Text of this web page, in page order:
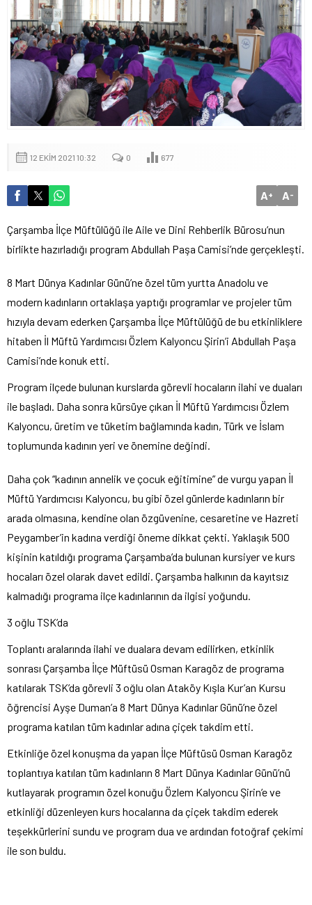
12 EKIM 2021 10:32 0 677
A+ A-
Çarşamba İlçe Müftülüğü ile Aile ve Dini Rehberlik Bürosu’nun
birlikte hazırladığı program Abdullah Paşa Camisi’nde gerçekleşti.
8 Mart Dünya Kadınlar Günü’ne özel tüm yurtta Anadolu ve
modern kadınların ortaklaşa yaptığı programlar ve projeler tüm
hızıyla devam ederken Çarşamba İlçe Müftülüğü de bu etkinliklere
hitaben İl Müftü Yardımcısı Özlem Kalyoncu Şirin’i Abdullah Paşa
Camisi’nde konuk etti.
Program ilçede bulunan kurslarda görevli hocaların ilahi ve duaları
ile başladı. Daha sonra kürsüye çıkan İl Müftü Yardımcısı Özlem
Kalyoncu, üretim ve tüketim bağlamında kadın, Türk ve İslam
toplumunda kadının yeri ve önemine değindi.
Daha çok “kadının annelik ve çocuk eğitimine” de vurgu yapan İl
Müftü Yardımcısı Kalyoncu, bu gibi özel günlerde kadınların bir
arada olmasına, kendine olan özgüvenine, cesaretine ve Hazreti
Peygamber’in kadına verdiği öneme dikkat çekti. Yaklaşık 500
kişinin katıldığı programa Çarşamba’da bulunan kursiyer ve kurs
hocaları özel olarak davet edildi. Çarşamba halkının da kayıtsız
kalmadığı programa ilçe kadınlarının da ilgisi yoğundu.
3 oğlu TSK’da
Toplantı aralarında ilahi ve dualara devam edilirken, etkinlik
sonrası Çarşamba İlçe Müftüsü Osman Karagöz de programa
katılarak TSK’da görevli 3 oğlu olan Ataköy Kışla Kur’an Kursu
öğrencisi Ayşe Duman’a 8 Mart Dünya Kadınlar Günü’ne özel
programa katılan tüm kadınlar adına çiçek takdim etti.
Etkinliğe özel konuşma da yapan İlçe Müftüsü Osman Karagöz
toplantıya katılan tüm kadınların 8 Mart Dünya Kadınlar Günü’nü
kutlayarak programın özel konuğu Özlem Kalyoncu Şirin’e ve
etkinliği düzenleyen kurs hocalarına da çiçek takdim ederek
teşekkürlerini sundu ve program dua ve ardından fotoğraf çekimi
ile son buldu.